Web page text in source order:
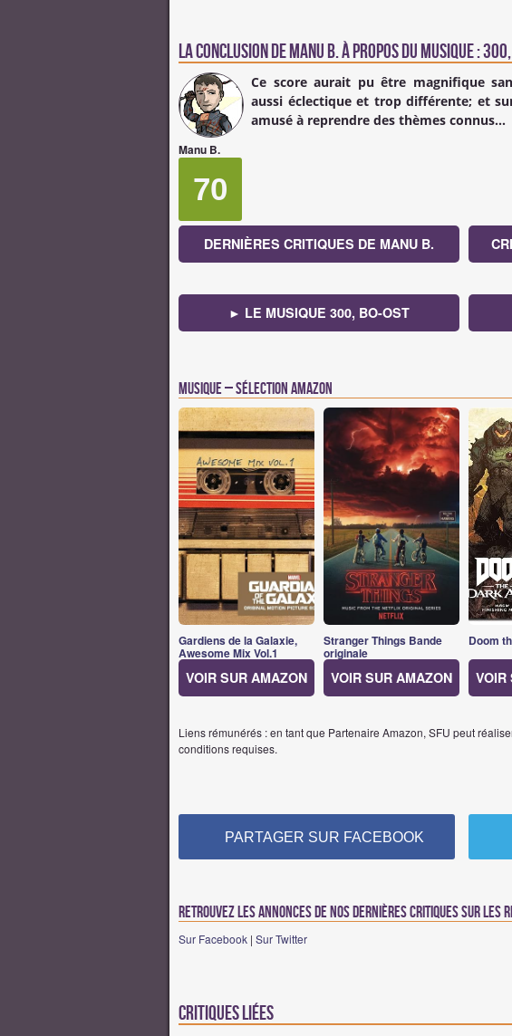
La conclusion de Manu B.à propos du Musique : 300,
Manu B.
70
Ce score aurait pu être magnifique
aussi éclectique et trop différente; et
amusé à reprendre des thèmes connus...
DERNIÈRES CRITIQUES DE MANU B.
► LE MUSIQUE 300, BO-OST
Musique – Sélection Amazon
Gardiens de la Galaxie,
Awesome Mix Vol.1
VOIR SUR AMAZON
Stranger Things Bande
originale
VOIR SUR AMAZON
Doom
VOIR
Liens rémunérés : en tant que Partenaire Amazon, SFU peut
conditions requises.
PARTAGER SUR FACEBOOK
Retrouvez les annonces de nos dernières critiques sur les
Sur Facebook | Sur Twitter
Critiques liées